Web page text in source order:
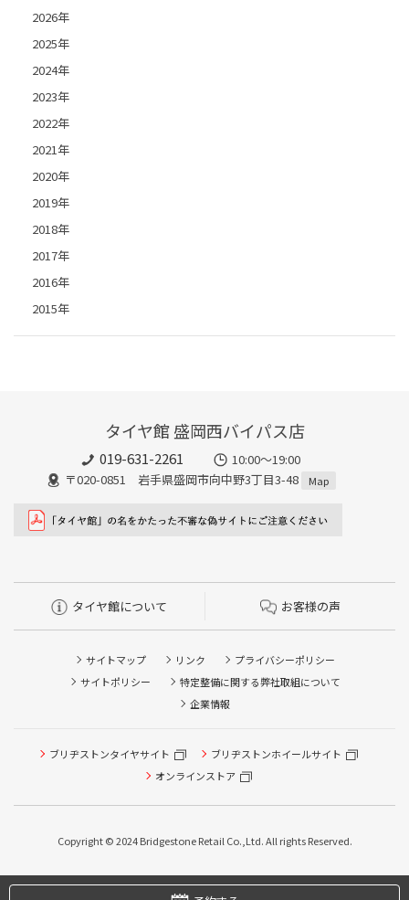
2026年
2025年
2024年
2023年
2022年
2021年
2020年
2019年
2018年
2017年
2016年
2015年
タイヤ館 盛岡西バイパス店
019-631-2261
10:00～19:00
〒020-0851 岩手県盛岡市向中野3丁目3-48
Map
タイヤ館について お客様の声
サイトマップ リンク
プライバシーポリシー
サイトポリシー
特定整備に関する弊社取組について
企業情報
ブリヂストンタイヤサイト
ブリヂストンホイールサイト
オンラインストア
Copyright © 2024 Bridgestone Retail Co.,Ltd. All rights Reserved.
ピット作業の予約